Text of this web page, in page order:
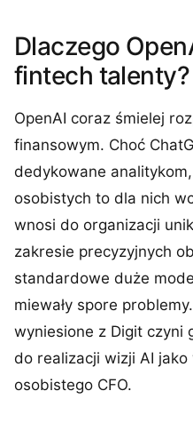
Dlaczego
fintech talenty?
OpenAI coraz śmielej
finansowym. Choć
dedykowane
osobistych to dla nich
wnosi do organizacji
zakresie precyzyjnych
standardowe duże
miewały spore
wyniesione z Digit czyni
do realizacji wizji AI
osobistego CFO.